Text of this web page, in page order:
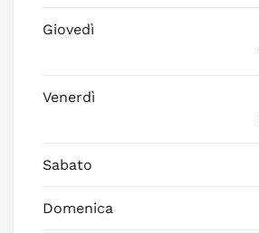
Giovedì
Venerdì
Sabato
Domenica